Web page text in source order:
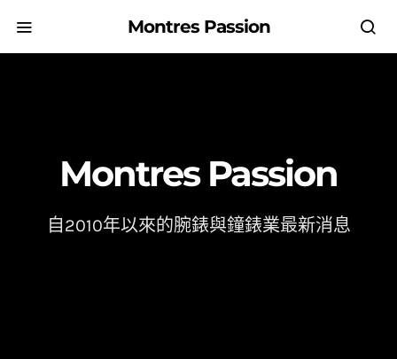
Montres Passion
Montres Passion
自2010年以來的腕錶與鐘錶業最新消息